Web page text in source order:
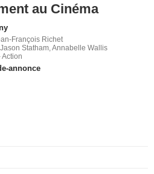
au Cinéma
François Richet
Statham, Annabelle Wallis
Action
annonce